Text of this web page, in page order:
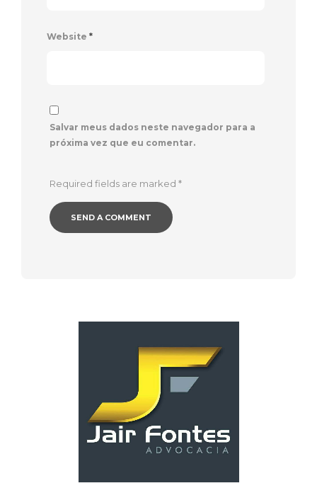
Website *
Salvar meus dados neste navegador para a
próxima vez que eu comentar.
Required fields are marked *